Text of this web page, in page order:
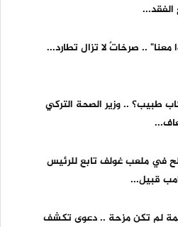
معنا" .. صرخاتٌ لا تزال تطارد...
طبيب؟ .. وزير الصحة التركي
في ملعب غولف تابع للرئيس
قبيل...
لم تكن مزحة .. دعوى تكشف